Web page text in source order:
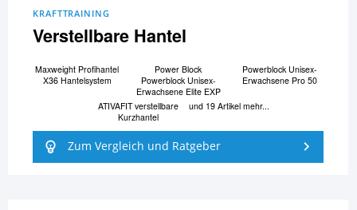
KRAFTTRAINING
Verstellbare Hantel
Maxweight Profihantel
X36 Hantelsystem
Power Block
Powerblock Unisex-
Erwachsene Elite EXP
Powerblock Unisex-
Erwachsene Pro 50
ATIVAFIT verstellbare
Kurzhantel
und 19 Artikel mehr...
Zum Vergleich und Ratgeber